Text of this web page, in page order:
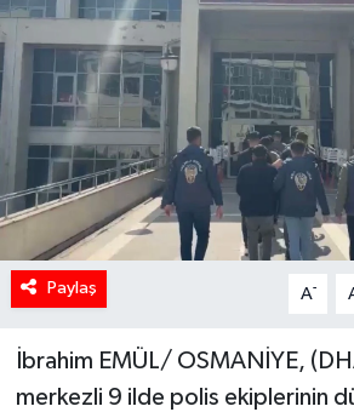
Paylaş A-
İbrahim EMÜL/ OSMANİYE,
merkezli 9 ilde polis ekiplerinin